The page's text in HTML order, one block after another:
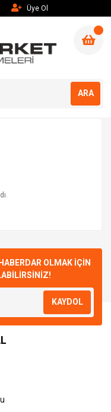
Üye Ol
ARA
OLMAK İÇİN
KAYDOL